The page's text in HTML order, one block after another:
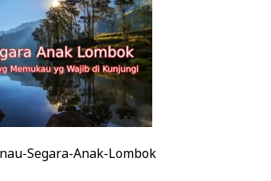
Segara-Anak-Lombok